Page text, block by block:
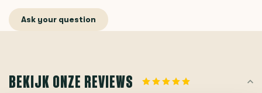
Ask your question
BEKIJK ONZE REVIEWS